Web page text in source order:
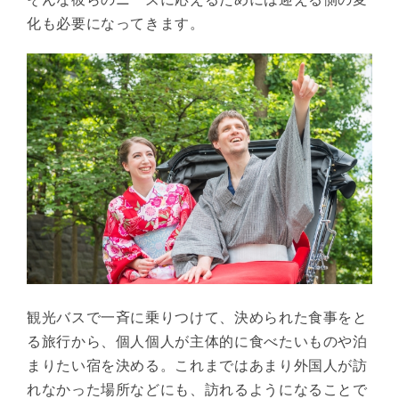
化も必要になってきます。
観光バスで一斉に乗りつけて、決められた食事をと
る旅行から、個人個人が主体的に食べたいものや泊
まりたい宿を決める。これまではあまり外国人が訪
れなかった場所などにも、訪れるようになることで